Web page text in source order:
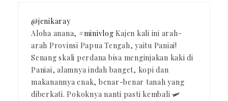
@jenikaray
Aloha anana, #minivlog Kajen kali ini arah-
arah Provinsi Papua Tengah, yaitu Paniai!
Senang skali perdana bisa menginjakan kaki di
Paniai, alamnya indah banget, kopi dan
makanannya enak, benar-benar tanah yang
diberkati. Pokoknya nanti pasti kembali 🛩️